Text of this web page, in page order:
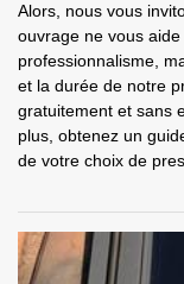
Alors, nous vous
ouvrage ne vous
professionnalisme,
et la durée de notre
gratuitement et sans
plus, obtenez un
de votre choix de